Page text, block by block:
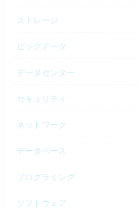
ストレージ
ビッグデータ
データセンター
セキュリティ
ネットワーク
データベース
プログラミング
ソフトウェア